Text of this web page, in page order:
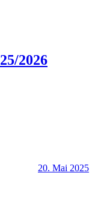
2026
20. Mai 2025